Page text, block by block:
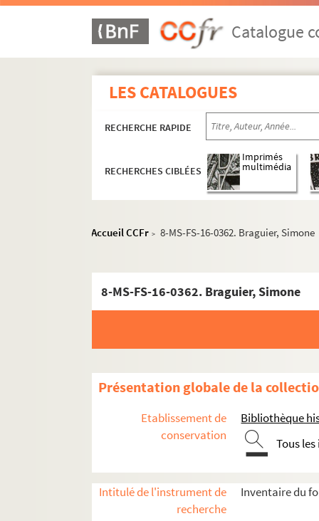
Catalogue
LES CATALOGUES
RECHERCHE RAPIDE
RECHERCHES CIBLÉES
Imprimés
multimédia
Accueil CCFr > 8-MS-FS-16-0362. Braguier, Simone
8-MS-FS-16-0362. Braguier, Simone
Présentation globale de la
Etablissement de
conservation
Bibliothèque
Tous
Intitulé de l'instrument de
recherche
Inventaire du
8-MS-FS-16-0340. Bonneval, J.
8-MS-FS-16-0341. Bordet, Marie
8-MS-FS-16-0342. Borel,
8-MS-FS-16-0343. Borel
8-MS-FS-16-0344. Bosc, Ernest
8-MS-FS-16-0345. Bosch, L.
4-MS-FS-16-0508. Boucher, H.
4-MS-FS-16-0507. Bouchelier,
8-MS-FS-16-0347. Bouillard,
8-MS-FS-16-0350. Boulud, H.
8-MS-FS-16-0352. Bourbonnais,
8-MS-FS-16-0353. Bourdin, R.
8-MS-FS-16-0355. Bourgoing-